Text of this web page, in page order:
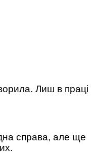
Лиш в праці
справа, але ще